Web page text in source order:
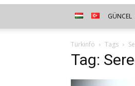
GÜNCEL
Türkinfo Tags
Tag: